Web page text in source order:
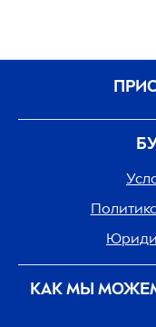
КАК МЫ